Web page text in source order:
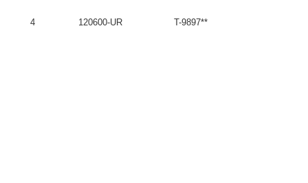
4 120600-UR T-9897**